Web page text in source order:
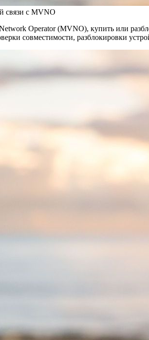
связи с MVNO
Operator (MVNO), купить или
совместимости, разблокировки